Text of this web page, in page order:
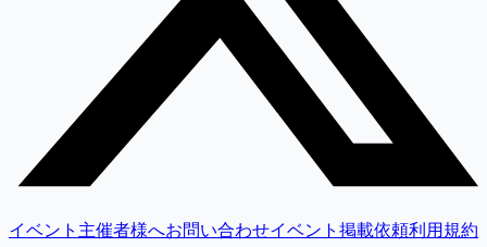
イベント主催者様へお問い合わせイベント掲載依頼利用規約